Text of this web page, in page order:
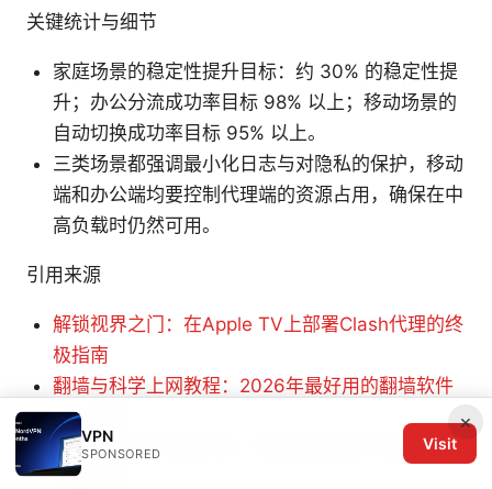
关键统计与细节
家庭场景的稳定性提升目标：约 30% 的稳定性提
升；办公分流成功率目标 98% 以上；移动场景的
自动切换成功率目标 95% 以上。
三类场景都强调最小化日志与对隐私的保护，移动
端和办公端均要控制代理端的资源占用，确保在中
高负载时仍然可用。
引用来源
解锁视界之门：在Apple TV上部署Clash代理的终
极指南
翻墙与科学上网教程：2026年最好用的翻墙软件
VPN推荐
Clash是否真的最好用？深度解析这款代理工具的
王者之争
×
VPN
SPONSORED
Visit